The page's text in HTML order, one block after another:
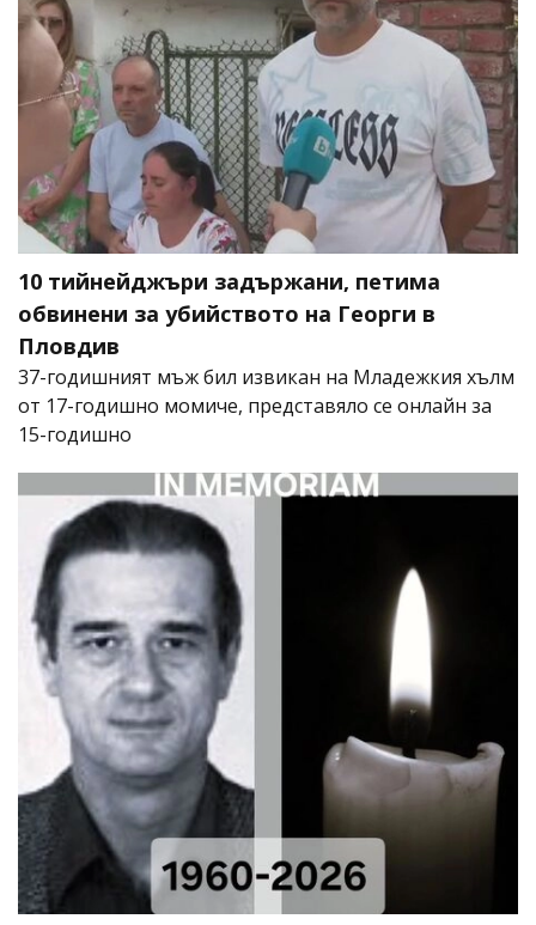
10 тийнейджъри задържани, петима
обвинени за убийството на Георги в
Пловдив
37-годишният мъж бил извикан на Младежкия хълм
от 17-годишно момиче, представяло се онлайн за
15-годишно